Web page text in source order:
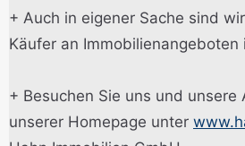
+ Auch in eigener Sache sind
Käufer an Immobilienangeboten
+ Besuchen Sie uns und
unserer Homepage unter